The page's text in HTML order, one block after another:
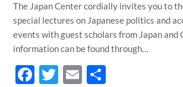
The Japan Center cordially invites you to
special lectures on Japanese politics and
events with guest scholars from Japan and
information can be found through…
Facebook
Twitter
Email